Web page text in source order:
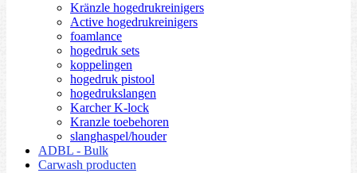
Kränzle hogedrukreinigers
Active hogedrukreinigers
foamlance
hogedruk sets
koppelingen
hogedruk pistool
hogedrukslangen
Karcher K-lock
Kranzle toebehoren
slanghaspel/houder
ADBL - Bulk
Carwash producten